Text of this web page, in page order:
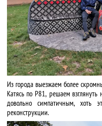
Из города выезжаем более
Катясь по Р81, решаем
довольно симпатичным,
реконструкции.